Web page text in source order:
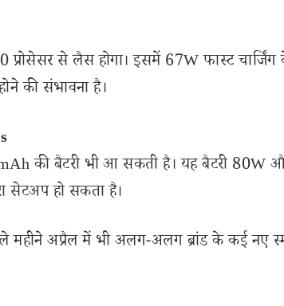
प्रोसेसर से लैस होगा। इसमें 67W फास्ट
की संभावना है।
की बैटरी भी आ सकती है। यह बैटरी 80W
सेटअप हो सकता है।
महीने अप्रैल में भी अलग-अलग ब्रांड के कई नए